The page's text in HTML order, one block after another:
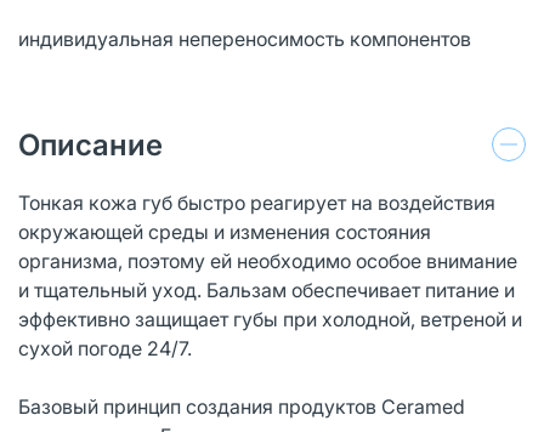
индивидуальная непереносимость компонентов
Описание
Тонкая кожа губ быстро реагирует на воздействия
окружающей среды и изменения состояния
организма, поэтому ей необходимо особое внимание
и тщательный уход. Бальзам обеспечивает питание и
эффективно защищает губы при холодной, ветреной и
сухой погоде 24/7.
Базовый принцип создания продуктов Ceramed